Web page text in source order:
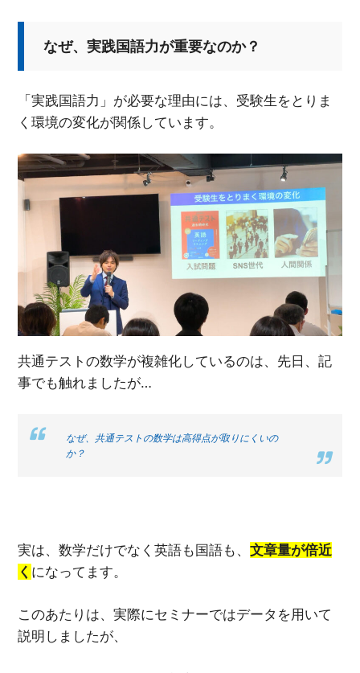
なぜ、実践国語力が重要なのか？
「実践国語力」が必要な理由には、受験生をとりま
く環境の変化が関係しています。
共通テストの数学が複雑化しているのは、先日、記
事でも触れましたが…
なぜ、共通テストの数学は高得点が取りにくいの
か？
実は、数学だけでなく英語も国語も、文章量が倍近
く になってます。
このあたりは、実際にセミナーではデータを用いて
説明しましたが、